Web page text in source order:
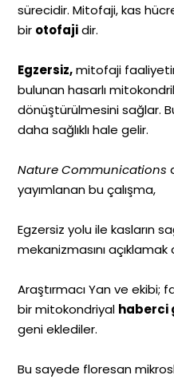
sürecidir. Mitofaji, kas
bir otofajidir.
Egzersiz,mitofaji
bulunan hasarlı
dönüştürülmesini sağlar.
daha sağlıklı hale gelir.
Nature Communications
yayımlanan bu çalışma,
Egzersiz yolu ile kasların
mekanizmasını açıklamak
Araştırmacı Yan ve ekibi;
bir mitokondriyal haberci
geni eklediler.
Bu sayede floresan